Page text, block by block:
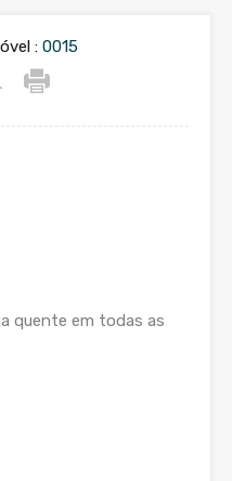
: 0015
quente em todas as